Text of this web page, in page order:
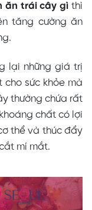
ăn trái cây gìthì
tăng cường ăn
lại những giá trị
cho sức khỏe mà
thường chứa rất
chất có lợi
thể và thúc đẩy
mí mắt.